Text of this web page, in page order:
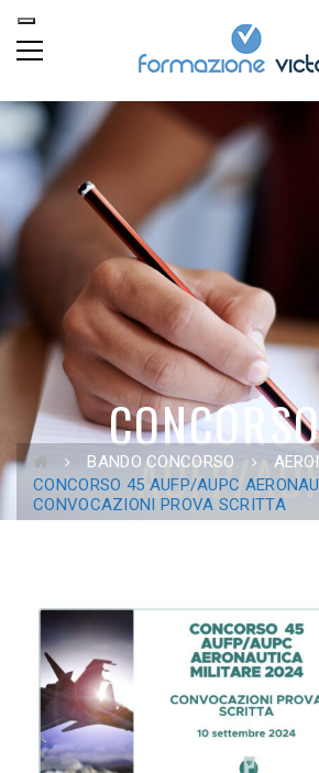
AUFP/
SCRITTA
BANDO CONCORSO
CONCORSO 45 AUFP/AUPC
CONVOCAZIONI PROVA SCRITTA